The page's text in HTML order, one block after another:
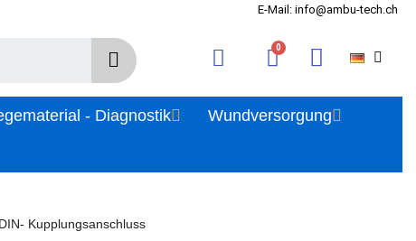
E-Mail: info@ambu-tech.ch
- Diagnostik
Wundversorgung
Kupplungsanschluss